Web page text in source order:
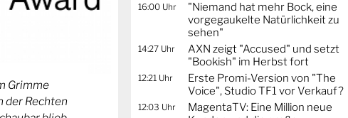
Grimme
der Rechten
16:00 Uhr
"Niemand hat mehr Bock, eine
vorgegaukelte Natürlichkeit zu
sehen"
14:27 Uhr
AXN zeigt "Accused" und setzt
"Bookish" im Herbst fort
12:21 Uhr
Erste Promi-Version von "The
Voice", Studio TF1 vor Verkauf?
12:03 Uhr
MagentaTV: Eine Million neue